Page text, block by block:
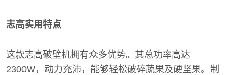
志高实用特点
这款志高破壁机拥有众多优势。其总功率高达
2300W，动力充沛，能够轻松破碎蔬果及硬坚果。制